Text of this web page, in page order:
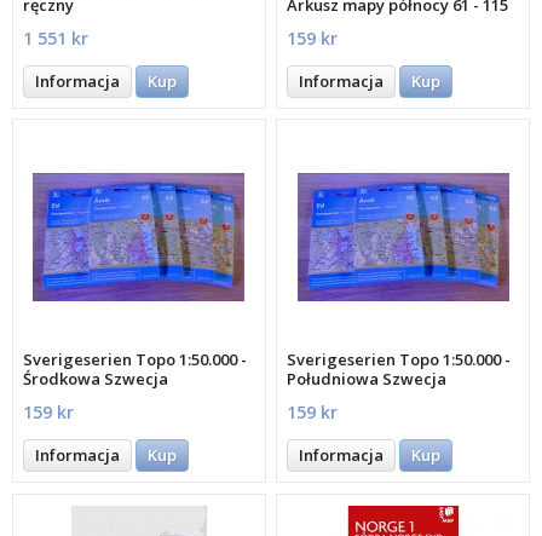
ręczny
1 551 kr
Informacja Kup
Arkusz mapy północy 61 - 115
159 kr
Informacja Kup
Sverigeserien Topo 1:50.000 -
Środkowa Szwecja
159 kr
Informacja Kup
Sverigeserien Topo 1:50.000 -
Południowa Szwecja
159 kr
Informacja Kup